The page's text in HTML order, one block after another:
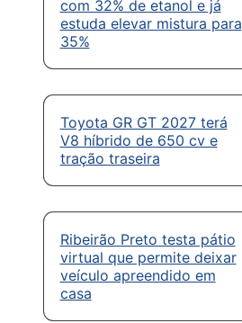
com 32% de etanol e já
estuda elevar mistura para
35%
Toyota GR GT 2027 terá
V8 híbrido de 650 cv e
tração traseira
Ribeirão Preto testa pátio
virtual que permite deixar
veículo apreendido em
casa